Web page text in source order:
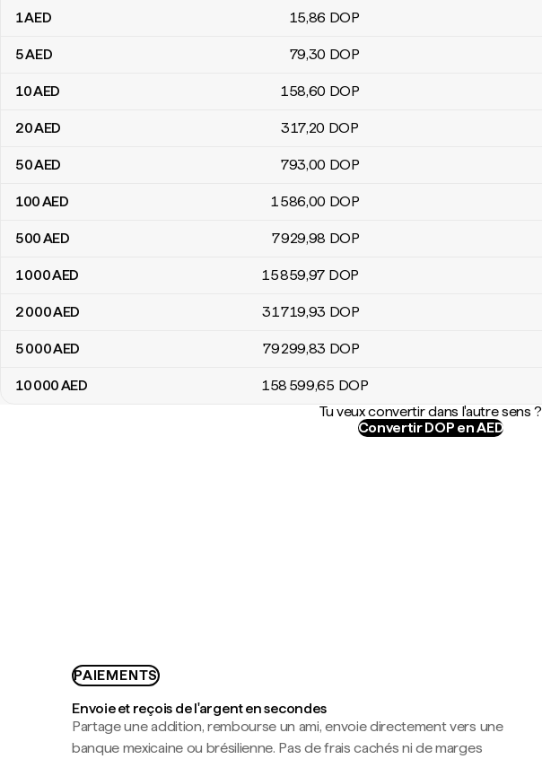
Table de conversion dirhams des Émirats arabes unis vers pesos dominicains
1AED 15,86 DOP
5AED 79,30 DOP
10AED 158,60 DOP
20AED 317,20 DOP
50AED 793,00 DOP
100AED 1 586,00 DOP
500AED 7 929,98 DOP
1 000AED 15 859,97 DOP
2 000AED 31 719,93 DOP
5 000AED 79 299,83 DOP
10 000AED 158 599,65 DOP
Tu veux convertir dans l'autre sens ?
Convertir DOP en AED
PAIEMENTS
Envoie et reçois de l'argent en secondes
Partage une addition, rembourse un ami, envoie directement vers une
banque mexicaine ou brésilienne. Pas de frais cachés ni de marges